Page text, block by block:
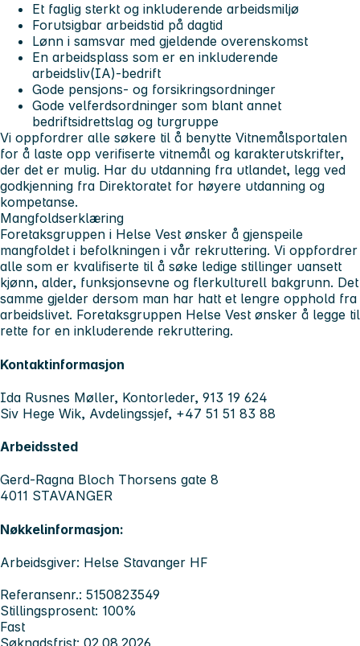
Et faglig sterkt og inkluderende arbeidsmiljø
Forutsigbar arbeidstid på dagtid
Lønn i samsvar med gjeldende overenskomst
En arbeidsplass som er en inkluderende
arbeidsliv(IA)-bedrift
Gode pensjons- og forsikringsordninger
Gode velferdsordninger som blant annet
bedriftsidrettslag og turgruppe
Vi oppfordrer alle søkere til å benytte Vitnemålsportalen
for å laste opp verifiserte vitnemål og karakterutskrifter,
der det er mulig. Har du utdanning fra utlandet, legg ved
godkjenning fra Direktoratet for høyere utdanning og
kompetanse.
Mangfoldserklæring
Foretaksgruppen i Helse Vest ønsker å gjenspeile
mangfoldet i befolkningen i vår rekruttering. Vi oppfordrer
alle som er kvalifiserte til å søke ledige stillinger uansett
kjønn, alder, funksjonsevne og flerkulturell bakgrunn. Det
samme gjelder dersom man har hatt et lengre opphold fra
arbeidslivet. Foretaksgruppen Helse Vest ønsker å legge til
rette for en inkluderende rekruttering.
Kontaktinformasjon
Ida Rusnes Møller, Kontorleder, 913 19 624
Siv Hege Wik, Avdelingssjef, +47 51 51 83 88
Arbeidssted
Gerd-Ragna Bloch Thorsens gate 8
4011 STAVANGER
Nøkkelinformasjon:
Arbeidsgiver: Helse Stavanger HF
Referansenr.: 5150823549
Stillingsprosent: 100%
Fast
Søknadsfrist: 02.08.2026